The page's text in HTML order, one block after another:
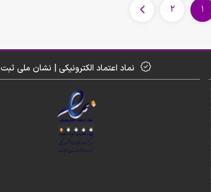
1
2
نماد اعتماد الکترونیکی | نشان ملی ثبت